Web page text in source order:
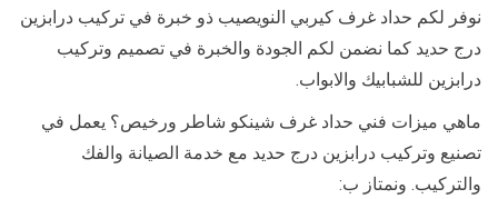
نوفر لكم حداد غرف كيربي النويصيب ذو خبرة في تركيب درابزين
درج حديد كما نضمن لكم الجودة والخبرة في تصميم وتركيب
درابزين للشبابيك والابواب.
ماهي ميزات فني حداد غرف شينكو شاطر ورخيص؟ يعمل في
تصنيع وتركيب درابزين درج حديد مع خدمة الصيانة والفك
والتركيب. ونمتاز ب: